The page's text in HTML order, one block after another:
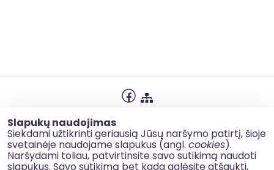
Slapukų naudojimas
Siekdami užtikrinti geriausią Jūsų naršymo patirtį, šioje
svetainėje naudojame slapukus (angl. cookies).
Naršydami toliau, patvirtinsite savo sutikimą naudoti
slapukus. Savo sutikimą bet kada galėsite atšaukti,
Slapukų naudojimas
Korupcijos prevencija